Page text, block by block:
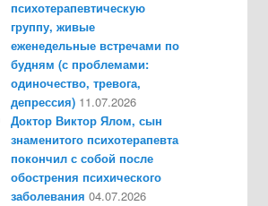
психотерапевтическую
группу, живые
еженедельные встречами по
будням (с проблемами:
одиночество, тревога,
депрессия) 11.07.2026
Доктор Виктор Ялом, сын
знаменитого психотерапевта
покончил с собой после
обострения психического
заболевания 04.07.2026